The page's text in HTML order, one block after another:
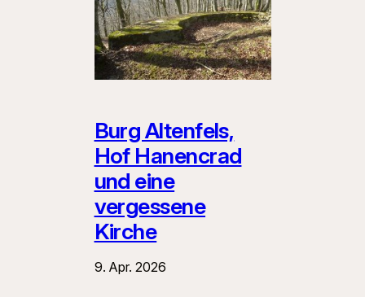
Burg Altenfels,
Hof Hanencrad
und eine
vergessene
Kirche
9. Apr. 2026